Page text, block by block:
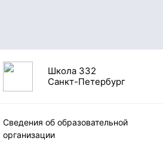
Школа 332
Санкт-Петербург
Сведения об образовательной
организации